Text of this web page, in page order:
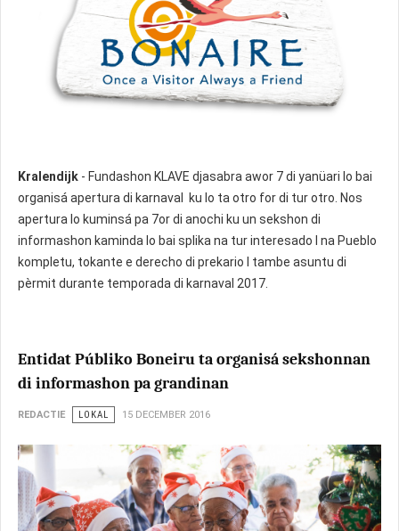
Kralendijk - Fundashon KLAVE djasabra awor 7 di yanüari lo bai
organisá apertura di karnaval ku lo ta otro for di tur otro. Nos
apertura lo kuminsá pa 7or di anochi ku un sekshon di
informashon kaminda lo bai splika na tur interesado I na Pueblo
kompletu, tokante e derecho di prekario I tambe asuntu di
pèrmit durante temporada di karnaval 2017.
Entidat Públiko Boneiru ta organisá sekshonnan
di informashon pa grandinan
REDACTIE LOKAL 15 DECEMBER 2016